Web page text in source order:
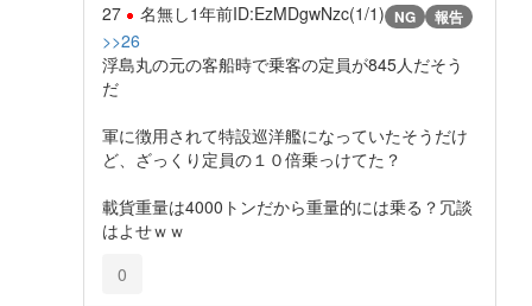
27 名無し1年前ID:EzMDgwNzc(1/1) NG 報告
>>26
浮島丸の元の客船時で乗客の定員が845人だそう
だ
軍に徴用されて特設巡洋艦になっていたそうだけ
ど、ざっくり定員の１０倍乗っけてた？
載貨重量は4000トンだから重量的には乗る？冗談
はよせｗｗ
0